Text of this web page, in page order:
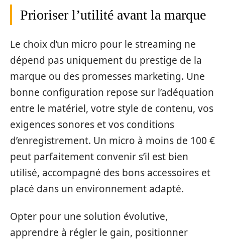
Prioriser l’utilité avant la marque
Le choix d’un micro pour le streaming ne
dépend pas uniquement du prestige de la
marque ou des promesses marketing. Une
bonne configuration repose sur l’adéquation
entre le matériel, votre style de contenu, vos
exigences sonores et vos conditions
d’enregistrement. Un micro à moins de 100 €
peut parfaitement convenir s’il est bien
utilisé, accompagné des bons accessoires et
placé dans un environnement adapté.
Opter pour une solution évolutive,
apprendre à régler le gain, positionner